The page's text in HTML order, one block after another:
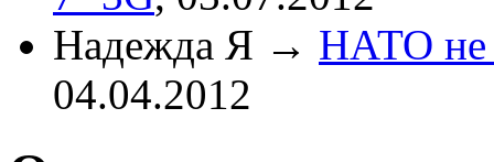
Надежда Я → НАТО не
04.04.2012